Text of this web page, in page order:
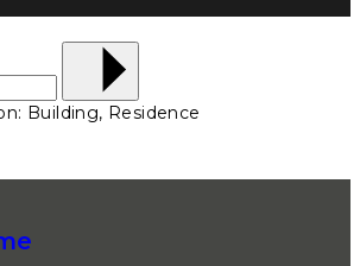
Building, Residence